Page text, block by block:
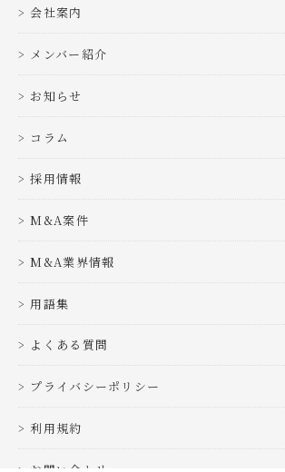
会社案内
メンバー紹介
お知らせ
コラム
採用情報
M&A案件
M&A業界情報
用語集
よくある質問
プライバシーポリシー
利用規約